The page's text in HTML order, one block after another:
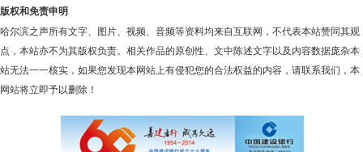
版权和免责申明
哈尔滨之声所有文字、图片、视频、音频等资料均来自互联网，不代表本站赞同其观
点，本站亦不为其版权负责。相关作品的原创性、文中陈述文字以及内容数据庞杂本
站无法一一核实，如果您发现本网站上有侵犯您的合法权益的内容，请联系我们，本
网站将立即予以删除！